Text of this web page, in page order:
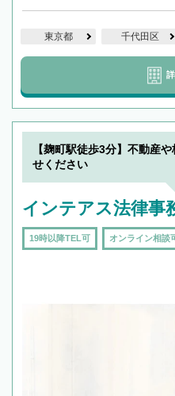
東京都 千代田区
【麹町駅徒歩3分】不動産
せください
インテアス法律事
19時以降TEL可 オンライン相談